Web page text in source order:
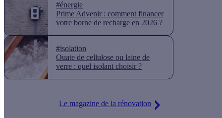
#énergie
Prime Advenir : comment financer
votre borne de recharge en 2026 ?
#isolation
Ouate de cellulose ou laine de
verre : quel isolant choisir ?
Le magazine de la rénovation